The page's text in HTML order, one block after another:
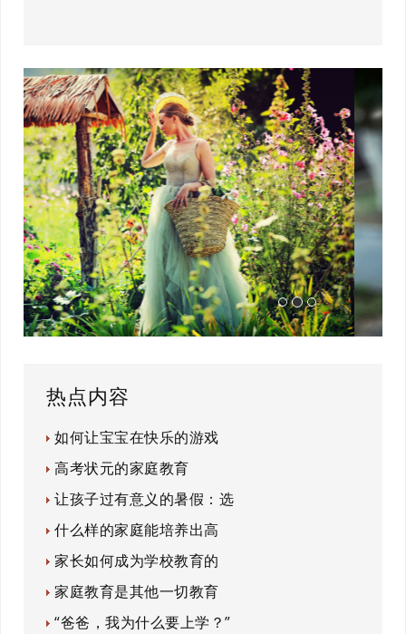
热点内容
如何让宝宝在快乐的游戏
高考状元的家庭教育
让孩子过有意义的暑假：选
什么样的家庭能培养出高
家长如何成为学校教育的
家庭教育是其他一切教育
“爸爸，我为什么要上学？”